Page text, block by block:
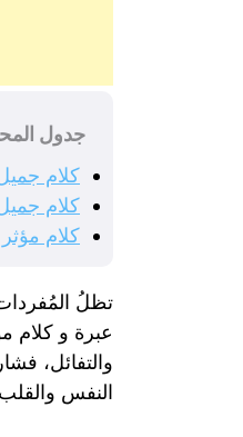
جدول
كلام
كلام
كلام
تظلُ
عبرة و كلام
والتفائل،
النفس